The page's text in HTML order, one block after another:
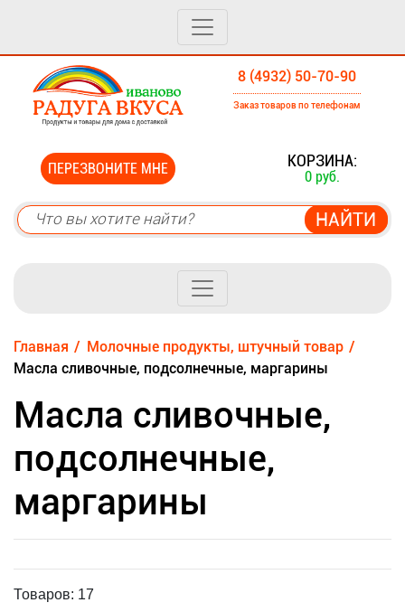
8 (4932) 50-70-90
Заказ товаров по телефонам
ПЕРЕЗВОНИТЕ МНЕ КОРЗИНА:
0 руб.
Главная
Молочные продукты, штучный товар
Масла сливочные, подсолнечные, маргарины
Масла сливочные,
подсолнечные,
маргарины
Товаров: 17